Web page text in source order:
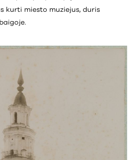
kurti miesto muziejus, duris